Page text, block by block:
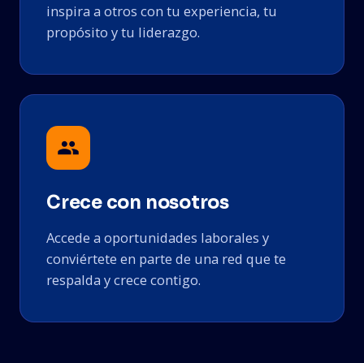
inspira a otros con tu experiencia, tu
propósito y tu liderazgo.
Crece con nosotros
Accede a oportunidades laborales y
conviértete en parte de una red que te
respalda y crece contigo.